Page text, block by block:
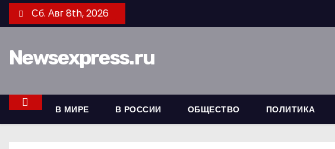
е
к
Сб. Авг 8th, 2026
Newsexpress.ru
В МИРЕ В РОССИИ ОБЩЕСТВО ПОЛИТИКА